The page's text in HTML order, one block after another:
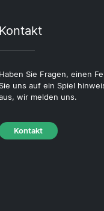
Kontakt
Haben Sie Fragen, einen
Sie uns auf ein Spiel
wir melden uns.
Kontakt